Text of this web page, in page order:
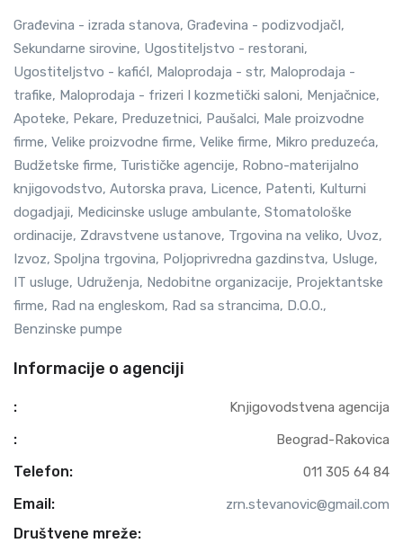
Građevina - izrada stanova, Građevina - podizvodjačI,
Sekundarne sirovine, Ugostiteljstvo - restorani,
Ugostiteljstvo - kafićI, Maloprodaja - str, Maloprodaja -
trafike, Maloprodaja - frizeri I kozmetički saloni, Menjačnice,
Apoteke, Pekare, Preduzetnici, Paušalci, Male proizvodne
firme, Velike proizvodne firme, Velike firme, Mikro preduzeća,
Budžetske firme, Turističke agencije, Robno-materijalno
knjigovodstvo, Autorska prava, Licence, Patenti, Kulturni
dogadjaji, Medicinske usluge ambulante, Stomatološke
ordinacije, Zdravstvene ustanove, Trgovina na veliko, Uvoz,
Izvoz, Spoljna trgovina, Poljoprivredna gazdinstva, Usluge,
IT usluge, Udruženja, Nedobitne organizacije, Projektantske
firme, Rad na engleskom, Rad sa strancima, D.O.O.,
Benzinske pumpe
Informacije o agenciji
: Knjigovodstvena agencija
: Beograd-Rakovica
Telefon: 011 305 64 84
Email: zrn.stevanovic@gmail.com
Društvene mreže: